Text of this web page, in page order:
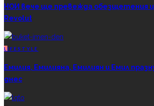
НОИ вече ще превежда обезщетения
Revolut
L IFESTYLE
Емилия, Емилияна, Емилиян и Емил
днес